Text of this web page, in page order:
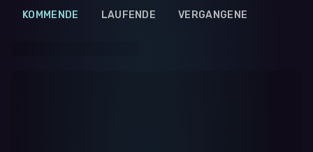
KOMMENDE LAUFENDE VERGANGENE